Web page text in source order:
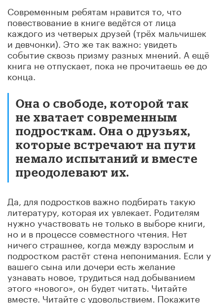
Современным ребятам нравится то, что
повествование в книге ведётся от лица
каждого из четверых друзей (трёх мальчишек
и девчонки). Это же так важно: увидеть
событие сквозь призму разных мнений. А ещё
книга не отпускает, пока не прочитаешь ее до
конца.
Она о свободе, которой так
не хватает современным
подросткам. Она о друзьях,
которые встречают на пути
немало испытаний и вместе
преодолевают их.
Да, для подростков важно подбирать такую
литературу, которая их увлекает. Родителям
нужно участвовать не только в выборе книги,
но и в процессе совместного чтения. Нет
ничего страшнее, когда между взрослым и
подростком растёт стена непонимания. Если у
вашего сына или дочери есть желание
узнавать новое, трудиться над добыванием
этого «нового», он будет читать. Читайте
вместе. Читайте с удовольствием. Покажите